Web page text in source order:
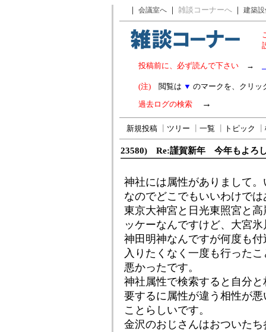
｜ 会議室へ ｜ 雑談コーナーへ ｜ 建築
投稿前に、必ず読んで下さい →
(注) 閲覧は ▼ のマークを、クリッ
過去ログの検索 →
新規投稿 ツリー 一覧 トピック
23580) Re:謹賀新年 今年もよろ
神社には属性がありまして
なのでどこでもいいわけで
東京大神宮と日光東照宮と
ッケーなんですけど、大宮
神田明神なんですが何度も
入りたくなく一度も行った
悪かったです。
神社属性で検索すると自分
要するに属性が違う相性が
ことらしいです。
金沢のおじさんはおついた